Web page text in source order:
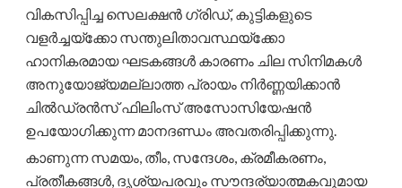
വികസിപ്പിച്ച സെലക്ഷൻ ഗ്രിഡ്, കുട്ടികളുടെ
വളർച്ചയ്‌ക്കോ സന്തുലിതാവസ്ഥയ്‌ക്കോ
ഹാനികരമായ ഘടകങ്ങൾ കാരണം ചില സിനിമകൾ
അനുയോജ്യമല്ലാത്ത പ്രായം നിർണ്ണയിക്കാൻ
ചിൽഡ്രൻസ് ഫിലിംസ് അസോസിയേഷൻ
ഉപയോഗിക്കുന്ന മാനദണ്ഡം അവതരിപ്പിക്കുന്നു.
കാണുന്ന സമയം, തീം, സന്ദേശം, ക്രമീകരണം,
പ്രതീകങ്ങൾ, ദൃശ്യപരവും സൗന്ദര്യാത്മകവുമായ